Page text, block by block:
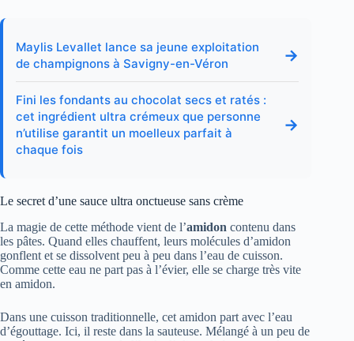
Maylis Levallet lance sa jeune exploitation
de champignons à Savigny-en-Véron
→
Fini les fondants au chocolat secs et ratés :
cet ingrédient ultra crémeux que personne
n’utilise garantit un moelleux parfait à
chaque fois
→
Le secret d’une sauce ultra onctueuse sans crème
La magie de cette méthode vient de l’amidon contenu dans
les pâtes. Quand elles chauffent, leurs molécules d’amidon
gonflent et se dissolvent peu à peu dans l’eau de cuisson.
Comme cette eau ne part pas à l’évier, elle se charge très vite
en amidon.
Dans une cuisson traditionnelle, cet amidon part avec l’eau
d’égouttage. Ici, il reste dans la sauteuse. Mélangé à un peu de